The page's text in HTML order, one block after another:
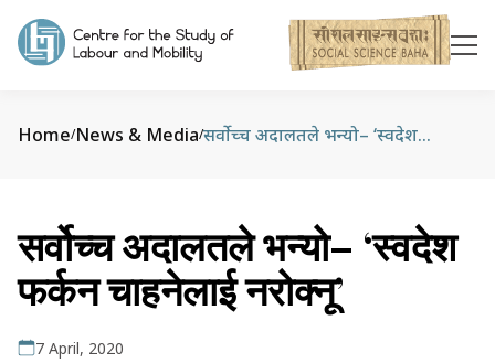
Home/News & Media/ सर्वोच्च अदालतले भन्यो– ‘स्वदेश फर्कन चाहनेलाई नरोक्नू’
सर्वोच्च अदालतले भन्यो– ‘स्वदेश
फर्कन चाहनेलाई नरोक्नू’
7 April, 2020